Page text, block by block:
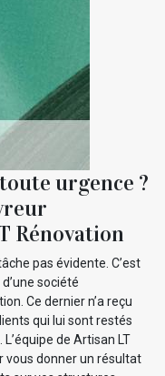
urgence ?
Rénovation
pas évidente. C’est
société
Ce dernier n’a reçu
qui lui sont restés
de Artisan LT
vous donner un résultat